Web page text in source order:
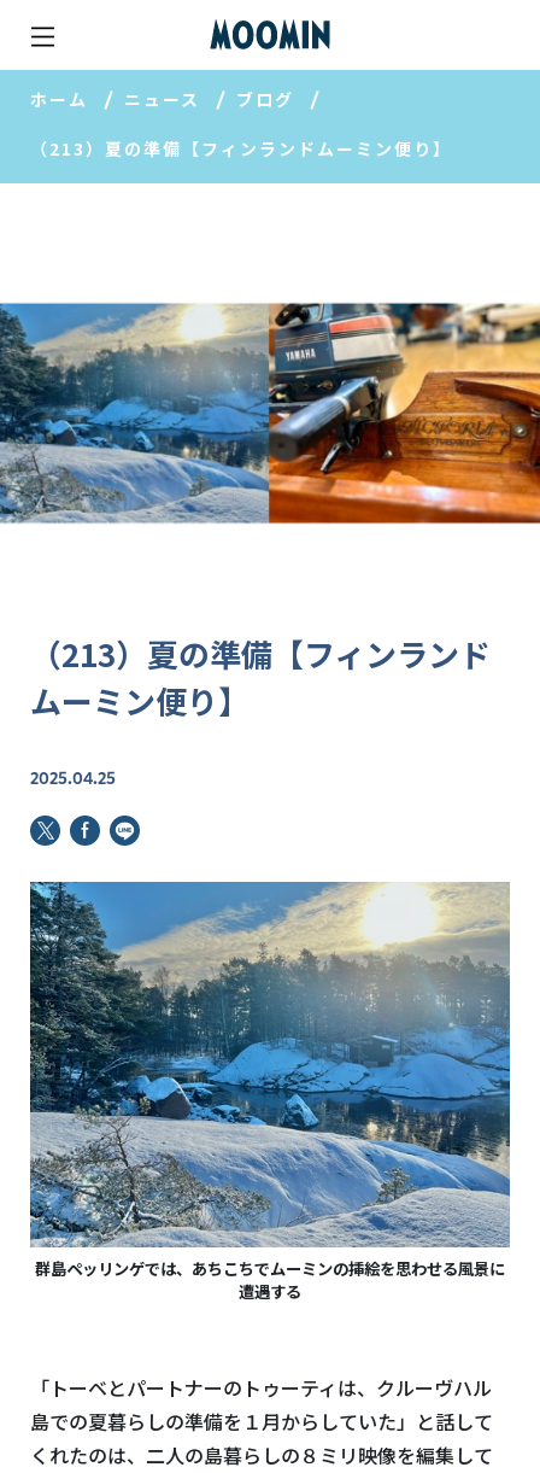
ホーム ニュース ブログ
（213）夏の準備【フィンランドムーミン便り】
（213）夏の準備【フィンランド
ムーミン便り】
2025.04.25
群島ペッリンゲでは、あちこちでムーミンの挿絵を思わせる風景に
遭遇する
「トーベとパートナーのトゥーティは、クルーヴハル
島での夏暮らしの準備を１月からしていた」と話して
くれたのは、二人の島暮らしの８ミリ映像を編集して